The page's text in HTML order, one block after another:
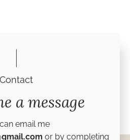
Contact
a message
email me
or by completing